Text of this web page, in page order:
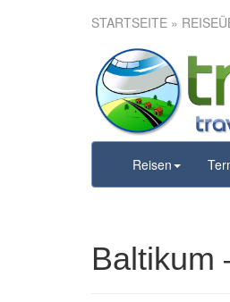
STARTSEITE »
Reisen
Baltikum